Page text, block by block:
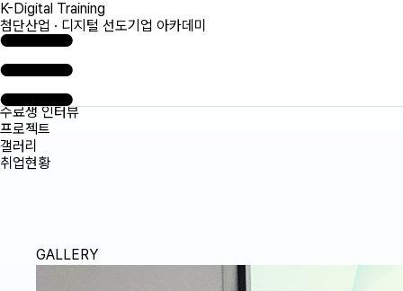
K-Digital Training
첨단산업 · 디지털 선도기업 아카데미
수료생 인터뷰
프로젝트
갤러리
취업현황
GALLERY